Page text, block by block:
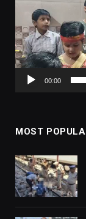
00:00
MOST